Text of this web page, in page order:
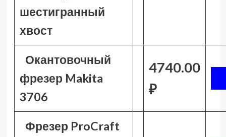
шестигранный
хвост
Окантовочный
фрезер Makita
3706
4740.00
₽
Фрезер ProCraft